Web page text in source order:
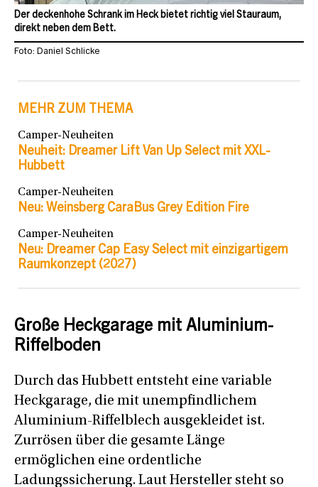
Der deckenhohe Schrank im Heck bietet richtig viel Stauraum,
direkt neben dem Bett.
Foto: Daniel Schlicke
MEHR ZUM THEMA
Camper-Neuheiten
Neuheit: Dreamer Lift Van Up Select mit XXL-
Hubbett
Camper-Neuheiten
Neu: Weinsberg CaraBus Grey Edition Fire
Camper-Neuheiten
Neu: Dreamer Cap Easy Select mit einzigartigem
Raumkonzept (2027)
Große Heckgarage mit Aluminium-
Riffelboden
Durch das Hubbett entsteht eine variable
Heckgarage, die mit unempfindlichem
Aluminium-Riffelblech ausgekleidet ist.
Zurrösen über die gesamte Länge
ermöglichen eine ordentliche
Ladungssicherung. Laut Hersteller steht so